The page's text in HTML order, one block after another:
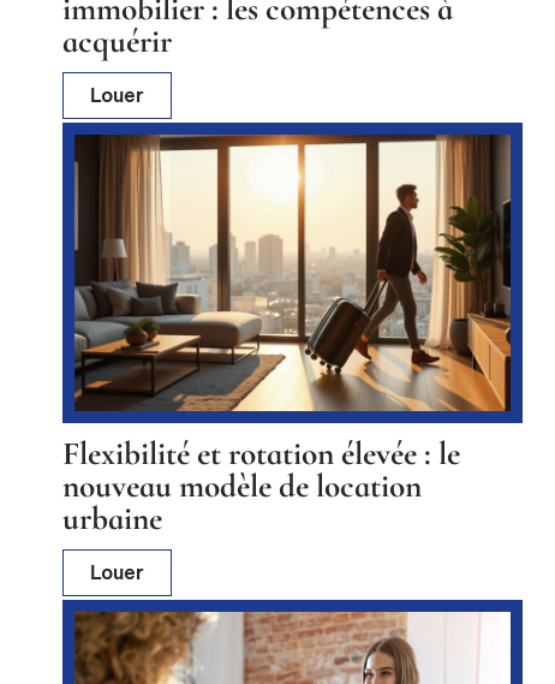
immobilier : les compétences à
acquérir
Louer
Flexibilité et rotation élevée : le
nouveau modèle de location
urbaine
Louer